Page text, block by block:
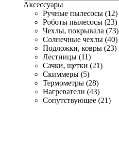
Аксессуары
Ручные пылесосы (12)
Роботы пылесосы (23)
Чехлы, покрывала (73)
Солнечные чехлы (40)
Подложки, ковры (23)
Лестницы (11)
Сачки, щетки (21)
Скиммеры (5)
Термометры (28)
Нагреватели (43)
Сопутствующее (21)